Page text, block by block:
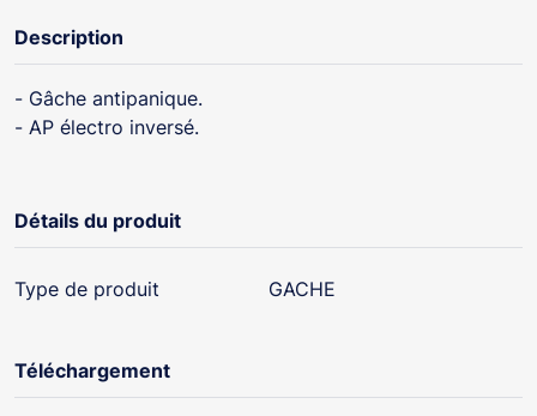
Description
- Gâche antipanique.
- AP électro inversé.
Détails du produit
Type de produit GACHE
Téléchargement